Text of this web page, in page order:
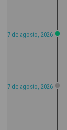
7 de agosto, 2026
7 de agosto, 2026